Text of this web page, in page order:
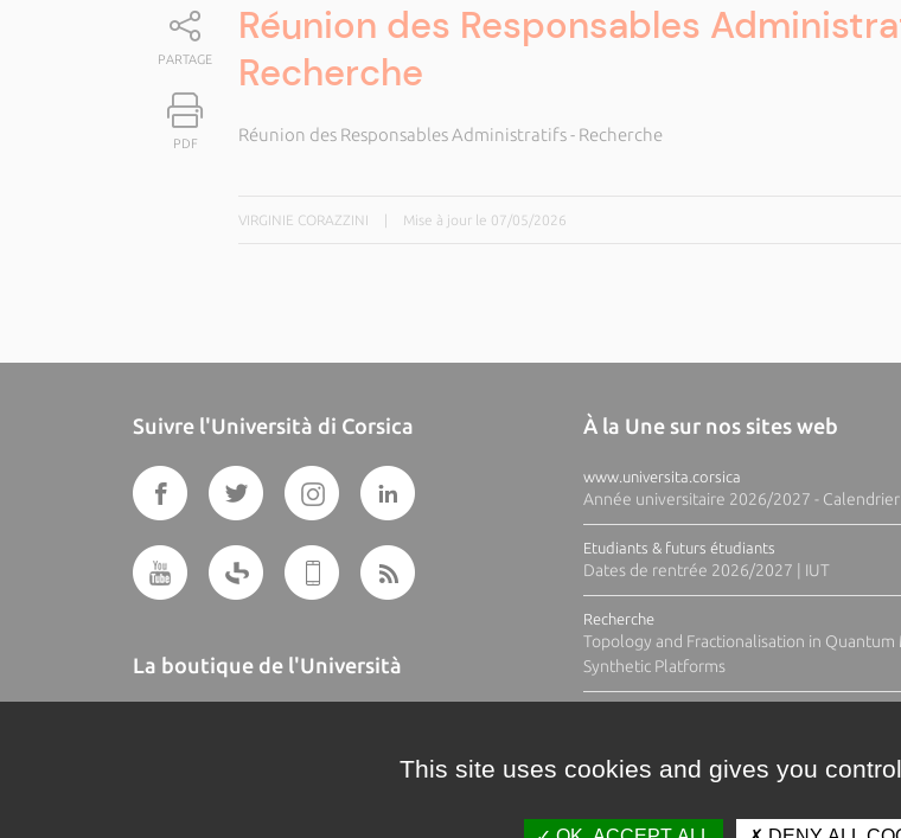
PARTAGE
PDF
Réunion des Responsables
Recherche
Réunion des Responsables Administratifs - Recherche
VIRGINIE CORAZZINI Mise à jour le 07/05/2026
Suivre l'Università di Corsica
La boutique de l'Università
À la Une sur nos sites web
www.universita.corsica
Année universitaire 2026/2027 -
Etudiants & futurs étudiants
Dates de rentrée 2026/2027 | IUT
Recherche
Topology and Fractionalisation in Quantum
Synthetic Platforms
This site uses cookies and gives you